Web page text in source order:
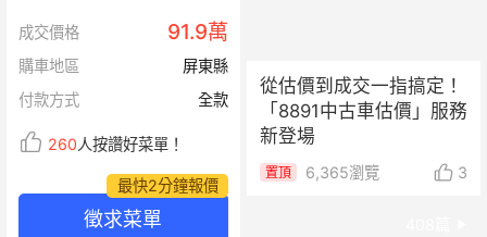
成交價格 91.9萬
購車地區
屏東縣
付款方式
全款
260人按讚好菜單！
最快2分鐘報價
徵求菜單
從估價到成交一指搞定！
「8891中古車估價」服務
新登場
置頂 6,365瀏覽 3